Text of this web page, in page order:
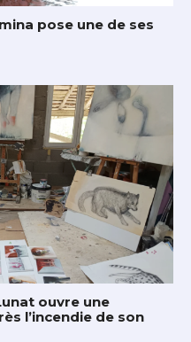
pose une de ses
ouvre une
l’incendie de son